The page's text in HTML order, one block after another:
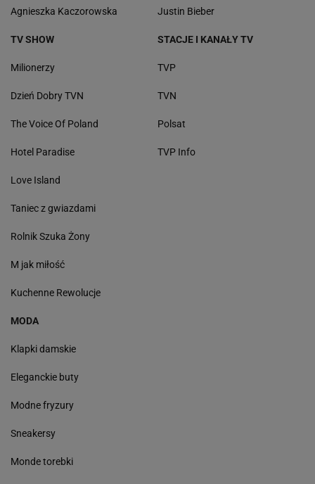
Agnieszka Kaczorowska Justin Bieber
TV SHOW
Milionerzy
Dzień Dobry TVN
The Voice Of Poland
Hotel Paradise
Love Island
Taniec z gwiazdami
Rolnik Szuka Żony
M jak miłość
Kuchenne Rewolucje
STACJE I KANAŁY TV
TVP
TVN
Polsat
TVP Info
MODA
Klapki damskie
Eleganckie buty
Modne fryzury
Sneakersy
Monde torebki